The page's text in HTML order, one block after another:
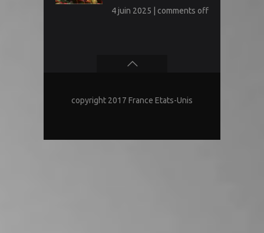
4 juin 2025 comments off
copyright 2017 France Etats-Unis